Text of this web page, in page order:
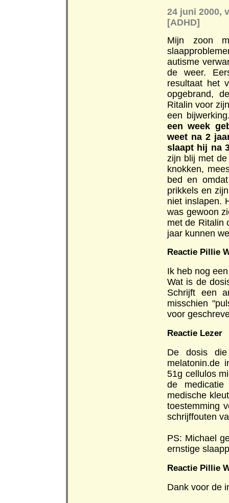
24 juni 2000,
[ADHD]
Mijn zoon
autisme
de weer.
resultaat het
opgebrand,
Ritalin voor
een
een week
weet na 2
slaapt hij na
zijn blij met
knokken,
bed en
prikkels en
niet inslapen.
was gewoon
met de Ritalin
jaar kunnen
Reactie Pillie
Ik heb nog
Wat is de
Schrijft een
misschien
voor
Reactie Lezer
De dosis
melatonin.de
51g cellulos
de
medische
toestemming
schrijffouten
PS: Michael
ernstige
Reactie Pillie
Dank voor de